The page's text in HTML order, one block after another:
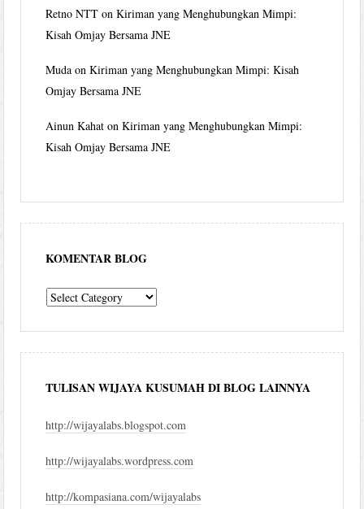
Retno NTT onKiriman yang Menghubungkan Mimpi:
Kisah Omjay Bersama JNE
Muda onKiriman yang Menghubungkan Mimpi: Kisah
Omjay Bersama JNE
Ainun Kahat onKiriman yang Menghubungkan Mimpi:
Kisah Omjay Bersama JNE
KOMENTAR BLOG
komentar
TULISAN WIJAYA KUSUMAH DI BLOG LAINNYA
http://wijayalabs.blogspot.com
http://wijayalabs.wordpress.com
http://kompasiana.com/wijayalabs